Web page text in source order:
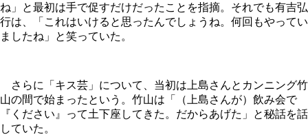
ね」と最初は手で促すだけだったことを指摘。それでも有吉弘
行は、「これはいけると思ったんでしょうね。何回もやってい
ましたね」と笑っていた。
さらに「キス芸」について、当初は上島さんとカンニング竹
山の間で始まったという。竹山は「（上島さんが）飲み会で
『ください』って土下座してきた。だからあげた」と秘話を話
していた。